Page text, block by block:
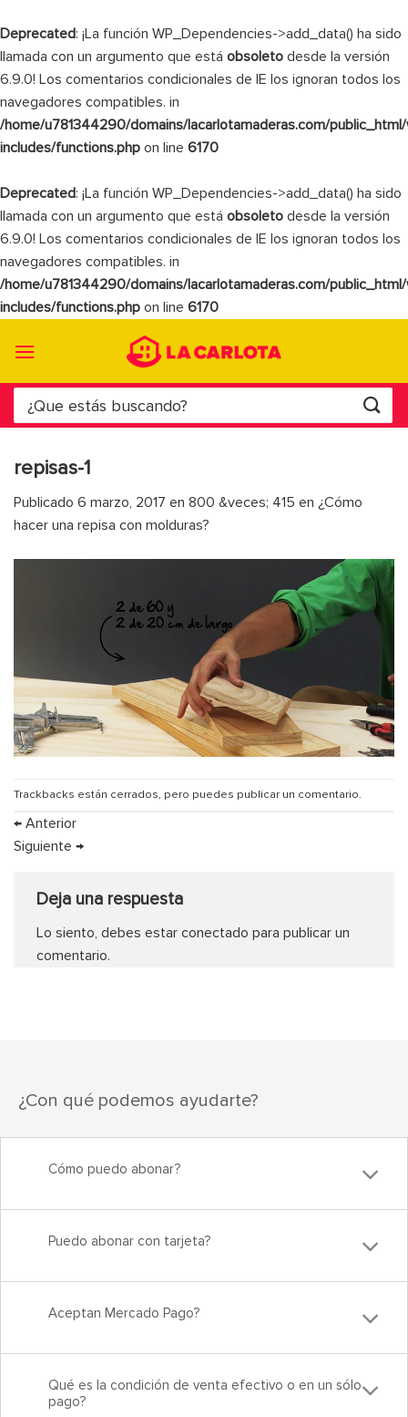
Deprecated: ¡La función WP_Dependencies->add_data() ha sido
llamada con un argumento que está obsoleto desde la versión
6.9.0! Los comentarios condicionales de IE los ignoran todos los
navegadores compatibles. in
/home/u781344290/domains/lacarlotamaderas.com/
includes/functions.php on line 6170
Deprecated: ¡La función WP_Dependencies->add_data() ha sido
llamada con un argumento que está obsoleto desde la versión
6.9.0! Los comentarios condicionales de IE los ignoran todos los
navegadores compatibles. in
/home/u781344290/domains/lacarlotamaderas.com/
includes/functions.php on line 6170
Buscar
por:
repisas-1
Publicado 6 marzo, 2017 en 800 &veces; 415 en ¿Cómo
hacer una repisa con molduras?
Trackbacks están cerrados, pero puedes publicar un comentario.
← Anterior
Siguiente →
Deja una respuesta
Lo siento, debes estar conectado para publicar un
comentario.
¿Con qué podemos ayudarte?
Cómo puedo abonar?
Puedo abonar con tarjeta?
Aceptan Mercado Pago?
Qué es la condición de venta efectivo o en un sólo
pago?